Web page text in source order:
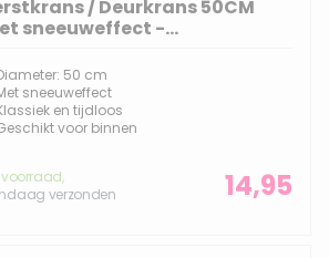
/ Deurkrans 50CM
sneeuweffect -
50 cm
sneeuweffect
en tijdloos
voor binnen
voorraad,
verzonden
14,95